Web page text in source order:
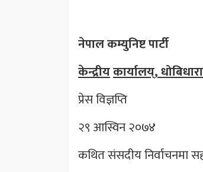
नेपाल कम्युनिष्ट पार्टी
केन्द्रीयकार्यालय्,धोबिधारा
प्रेस विज्ञप्ति
२९ आस्विन २०७४
कथित संसदीय निर्वाचनमा